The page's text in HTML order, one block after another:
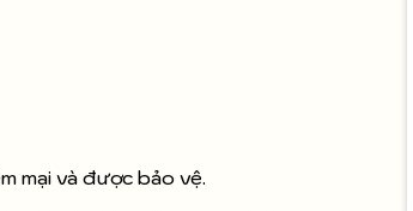
mại và được bảo vệ.